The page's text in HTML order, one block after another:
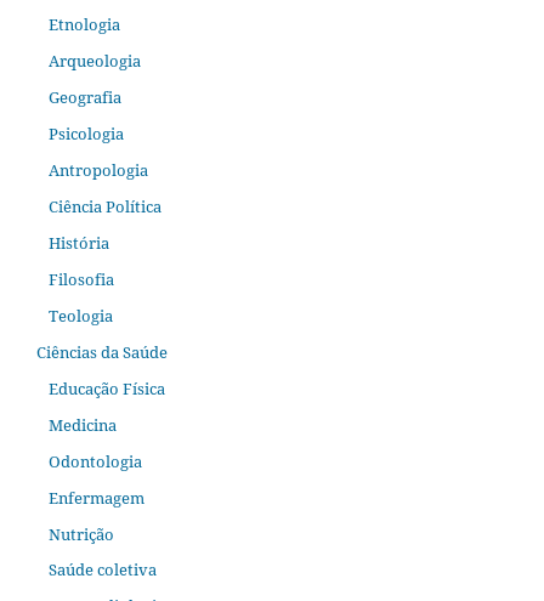
Etnologia
Arqueologia
Geografia
Psicologia
Antropologia
Ciência Política
História
Filosofia
Teologia
Ciências da Saúde
Educação Física
Medicina
Odontologia
Enfermagem
Nutrição
Saúde coletiva